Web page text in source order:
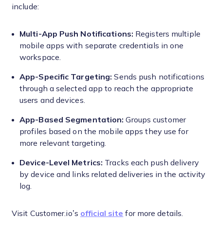
include:
Multi-App Push Notifications: Registers multiple
mobile apps with separate credentials in one
workspace.
App-Specific Targeting: Sends push notifications
through a selected app to reach the appropriate
users and devices.
App-Based Segmentation: Groups customer
profiles based on the mobile apps they use for
more relevant targeting.
Device-Level Metrics: Tracks each push delivery
by device and links related deliveries in the activity
log.
Visit Customer.io’s official site for more details.